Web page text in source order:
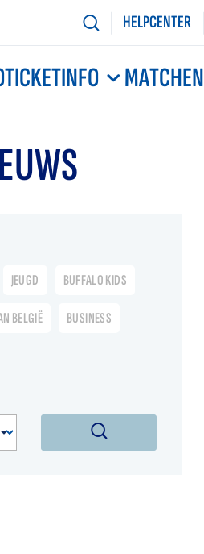
HELPCENTER
TICKETINFO MATCHEN
JEUGD BUFFALO KIDS
BELGIË BUSINESS